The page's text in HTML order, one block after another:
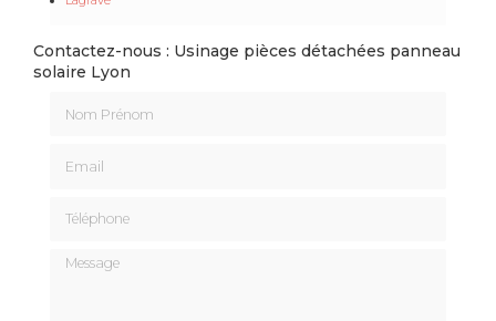
Contactez-nous : Usinage pièces détachées panneau
solaire Lyon
Message